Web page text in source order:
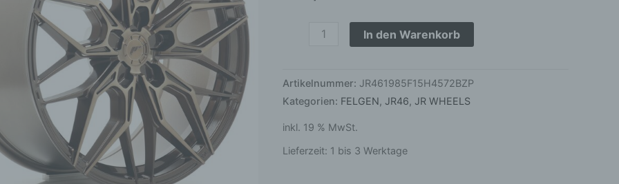
5x114,3
In den Warenkorb
Artikelnummer: JR461985F15H4572BZP
Kategorien: FELGEN, JR46, JR WHEELS
inkl. 19 % MwSt.
Lieferzeit: 1 bis 3 Werktage